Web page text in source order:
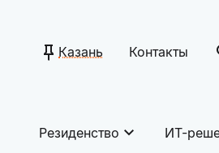
Казань Контакты
Резиденство ИТ-